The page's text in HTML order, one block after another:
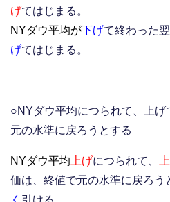
げてはじまる。
NYダウ平均が 下げて終わった
げてはじまる。
○NYダウ平均につられて、上
元の水準に戻ろうとする
NYダウ平均上げにつられて、
価は、終値で元の水準に戻ろう